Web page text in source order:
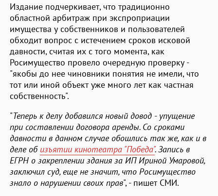
Издание подчеркивает, что традиционно
областной арбитраж при экспроприации
имущества у собственников и пользователей
обходит вопрос с истечением сроков исковой
давности, считая их с того момента, как
Росимущество провело очередную проверку -
"якобы до нее чиновники понятия не имели, что
тот или иной объект уже много лет как частная
собственность".
"Теперь к делу добавился новый довод - упущение
при составлении договора аренды. Со сроками
давности в данном случае обошлись так же, как и в
деле об изъятии кинотеатра "Победа". Запись в
ЕГРН о закреплении здания за ИП Ириной Умаровой,
заключил суд, еще не значит, что Росимущество
знало о нарушении своих прав", - пишет СМИ.